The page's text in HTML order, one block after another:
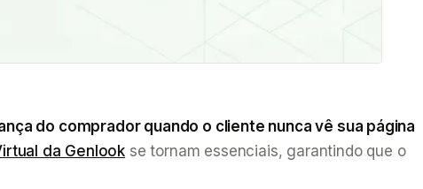
do comprador quando o cliente nunca vê sua página
da Genlook se tornam essenciais, garantindo que o